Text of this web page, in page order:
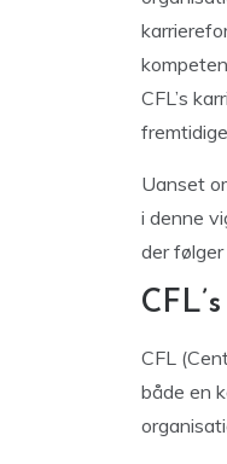
CFL’s
Uanset
i denne
der følger
CFL
både en